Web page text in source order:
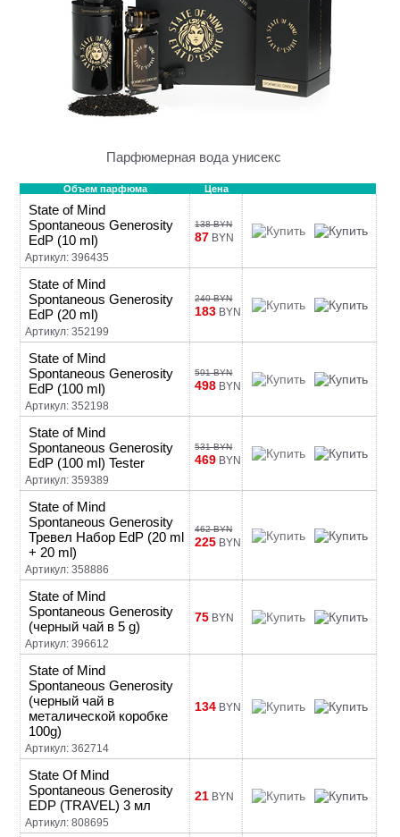
Парфюмерная вода унисекс
Объем парфюма Цена
State of Mind
Spontaneous Generosity
EdP (10 ml)
Артикул: 396435
138 BYN
87 BYN
State of Mind
Spontaneous Generosity
EdP (20 ml)
Артикул: 352199
240 BYN
183 BYN
State of Mind
Spontaneous Generosity
EdP (100 ml)
Артикул: 352198
591 BYN
498 BYN
State of Mind
Spontaneous Generosity
EdP (100 ml) Tester
Артикул: 359389
531 BYN
469 BYN
State of Mind
Spontaneous Generosity
Тревел Набор EdP (20 ml
+ 20 ml)
Артикул: 358886
462 BYN
225 BYN
State of Mind
Spontaneous Generosity
(черный чай в 5 g)
Артикул: 396612
75 BYN
State of Mind
Spontaneous Generosity
(черный чай в
металической коробке
100g)
Артикул: 362714
134 BYN
State Of Mind
Spontaneous Generosity
EDP (TRAVEL) 3 мл
Артикул: 808695
21 BYN